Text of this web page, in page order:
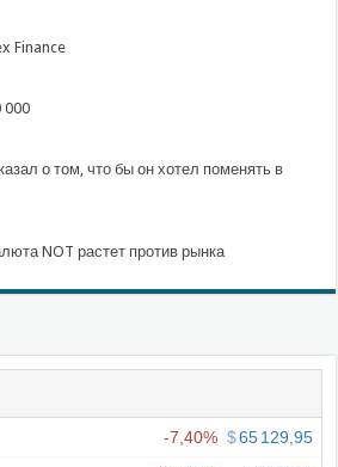
Finance
000
о том, что бы он хотел поменять в
NOT растет против рынка